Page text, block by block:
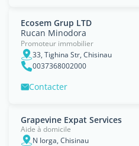
Ecosem Grup LTD
Rucan Minodora
Promoteur immobilier
33, Tighina Str, Chisinau
0037368002000
Contacter
Grapevine Expat Services
Aide à domicile
N Iorga, Chisinau